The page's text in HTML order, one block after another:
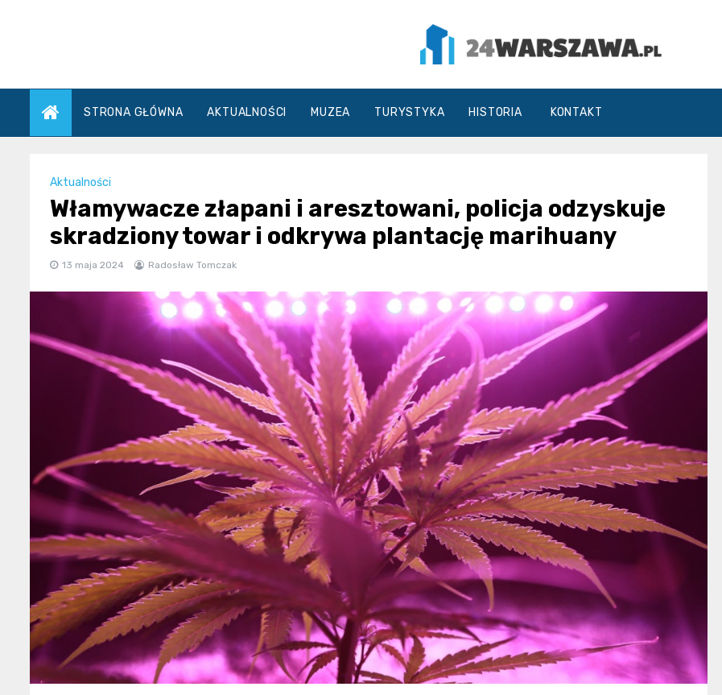
24Warszawa.pl
STRONA GŁÓWNA AKTUALNOŚCI MUZEA TURYSTYKA HISTORIA KONTAKT
Aktualności
Włamywacze złapani i aresztowani, policja odzyskuje
skradziony towar i odkrywa plantację marihuany
13 maja 2024 Radosław Tomczak